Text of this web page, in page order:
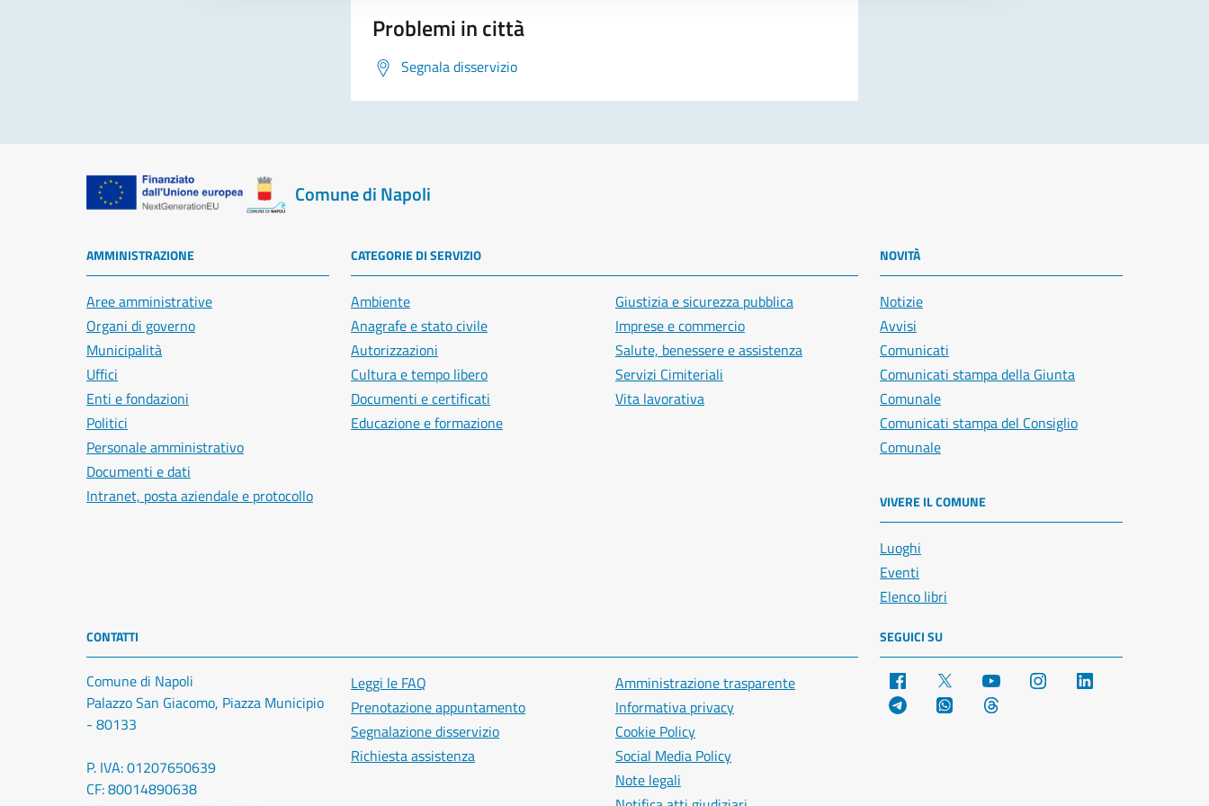
Problemi in città
Segnala disservizio
Comune di Napoli
AMMINISTRAZIONE
Aree amministrative
Organi di governo
Municipalità
Uffici
Enti e fondazioni
Politici
Personale amministrativo
Documenti e dati
Intranet, posta aziendale e protocollo
CATEGORIE DI SERVIZIO
Ambiente
Anagrafe e stato civile
Autorizzazioni
Cultura e tempo libero
Documenti e certificati
Educazione e formazione
Giustizia e sicurezza pubblica
Imprese e commercio
Salute, benessere e assistenza
Servizi Cimiteriali
Vita lavorativa
NOVITÀ
Notizie
Avvisi
Comunicati
Comunicati stampa della Giunta
Comunale
Comunicati stampa del Consiglio
Comunale
VIVERE IL COMUNE
Luoghi
Eventi
Elenco libri
CONTATTI
Comune di Napoli
Palazzo San Giacomo, Piazza Municipio
- 80133
P. IVA: 01207650639
CF: 80014890638
Leggi le FAQ
Prenotazione appuntamento
Segnalazione disservizio
Richiesta assistenza
Amministrazione trasparente
Informativa privacy
Cookie Policy
Social Media Policy
Note legali
SEGUICI SU
Facebook YouTube Instagram
Telegram WhatsApp